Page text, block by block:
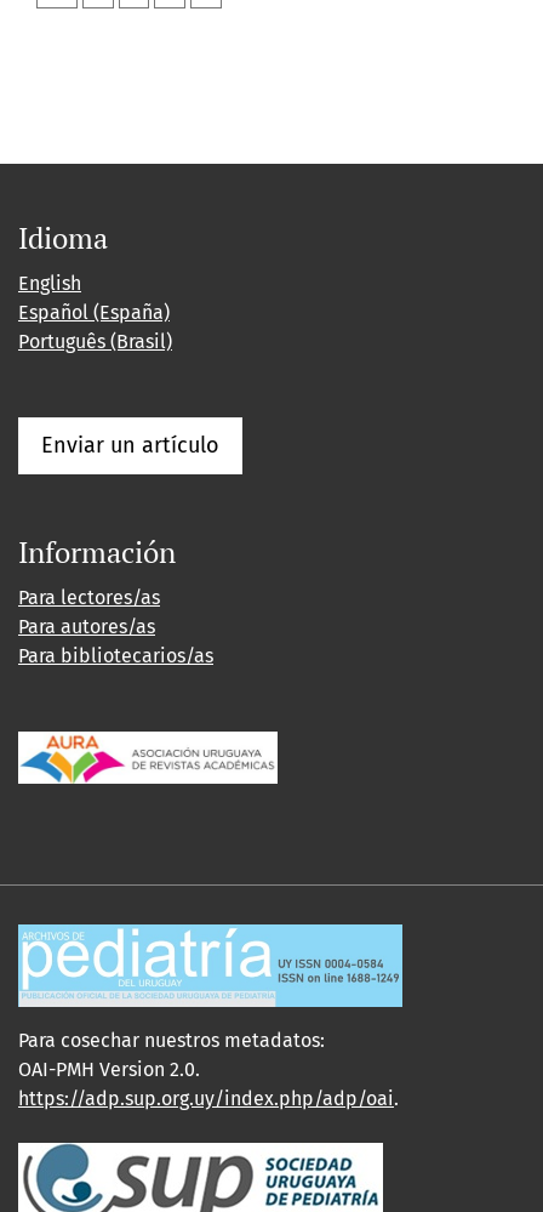
Idioma
English
Español (España)
Português (Brasil)
Enviar un artículo
Información
Para lectores/as
Para autores/as
Para bibliotecarios/as
Para cosechar nuestros metadatos:
OAI-PMH Version 2.0.
https://adp.sup.org.uy/index.php/adp/oai.